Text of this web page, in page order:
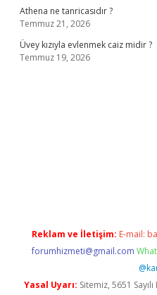
Athena ne tanricasıdır ?
Temmuz 21, 2026
Üvey kızıyla evlenmek caiz midir ?
Temmuz 19, 2026
Reklam ve İletişim: E-mail:
forumhizmeti@gmail.com
Yasal Uyarı: Sitemiz, 5651